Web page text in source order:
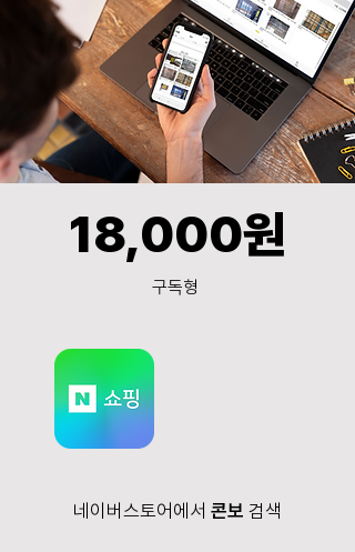
18,000원
구독형
네이버스토어에서 콘보 검색